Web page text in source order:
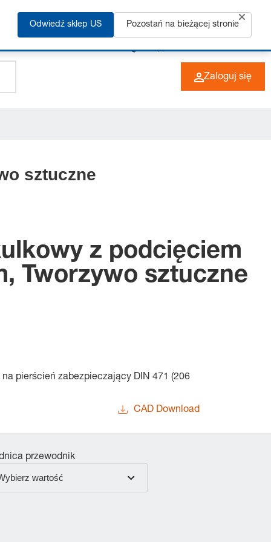
+49 (0) 6266 73-0 PL
Zaloguj się
sztuczne
z podcięciem
Tworzywo sztuczne
pierścień zabezpieczający DIN 471 (206
CAD Download
przewodnik
wartość
Odwiedź sklep US Pozostań na bieżącej stronie